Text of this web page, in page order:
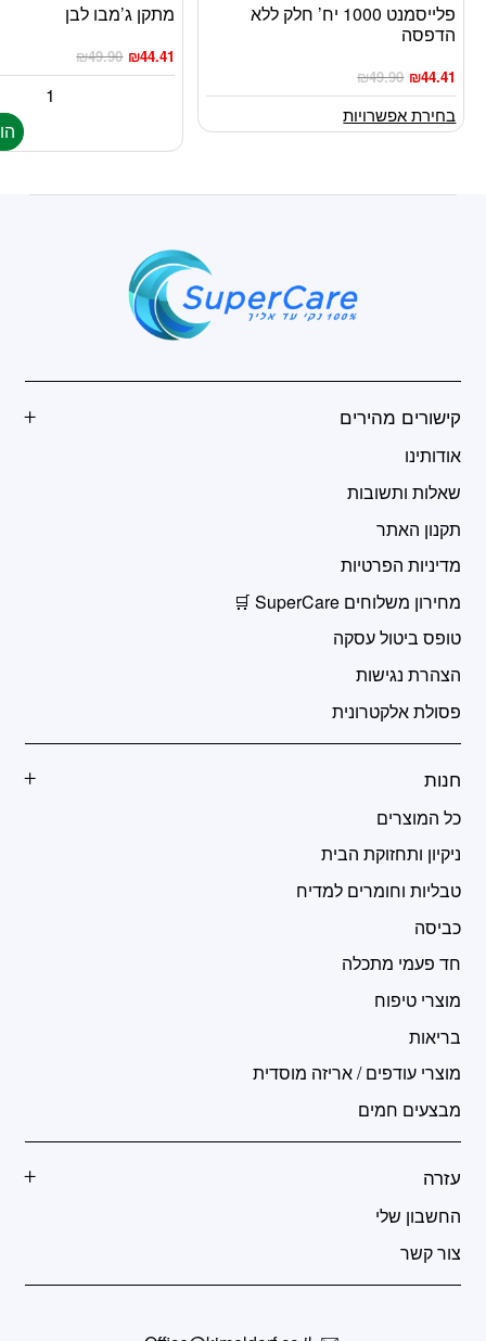
פלייסמנט 1000 יח’ חלק ללא
הדפסה
₪49.90 ₪44.41
למוצר
זה
מספר
סוגים.
ניתן
את
בחירת אפשרויות
מתקן ג’מבו לבן
₪49.90 ₪44.41
קישורים מהירים
אודותינו
שאלות ותשובות
תקנון האתר
מדיניות הפרטיות
מחירון משלוחים SuperCare 🛒
טופס ביטול עסקה
הצהרת נגישות
פסולת אלקטרונית
חנות
כל המוצרים
ניקיון ותחזוקת הבית
טבליות וחומרים למדיח
כביסה
חד פעמי מתכלה
מוצרי טיפוח
בריאות
מוצרי עודפים / אריזה מוסדית
מבצעים חמים
עזרה
החשבון שלי
צור קשר